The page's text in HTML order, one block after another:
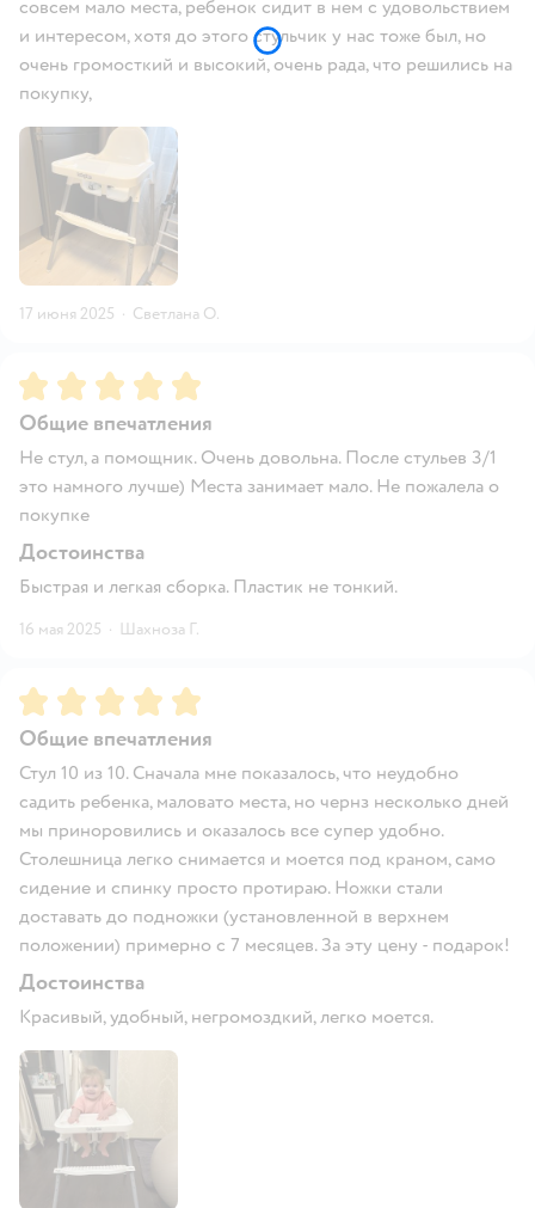
совсем мало места, ребенок сидит в нем с удовольствием
и интересом, хотя до этого стульчик у нас тоже был, но
очень громосткий и высокий, очень рада, что решились на
покупку,
17 июня 2025 · Светлана О.
Рейтинг:5
Общие впечатления
Не стул, а помощник. Очень довольна. После стульев 3/1
это намного лучше) Места занимает мало. Не пожалела о
покупке
Достоинства
Быстрая и легкая сборка. Пластик не тонкий.
16 мая 2025 · Шахноза Г.
Рейтинг:5
Общие впечатления
Стул 10 из 10. Сначала мне показалось, что неудобно
садить ребенка, маловато места, но чернз несколько дней
мы приноровились и оказалось все супер удобно.
Столешница легко снимается и моется под краном, само
сидение и спинку просто протираю. Ножки стали
доставать до подножки (установленной в верхнем
положении) примерно с 7 месяцев. За эту цену - подарок!
Достоинства
Красивый, удобный, негромоздкий, легко моется.